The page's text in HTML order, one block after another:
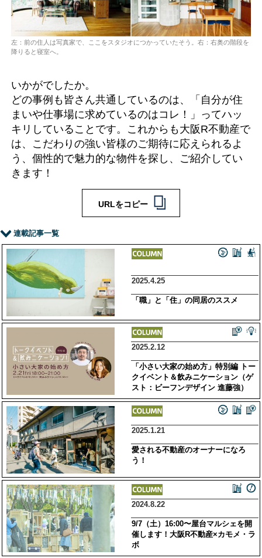
左：前の住人は写真家で、ここをスタジオにつかっていたそう。右：右奥の階段を
降りると寝室へ。
いかがでしたか。
どの事例も皆さん共通しているのは、「自分が住
まいや仕事場に求めているのはコレ！」ってハッ
キリしていることです。これからも大阪R不動産で
は、こだわりの強い皆様のご期待に応えられるよ
う、個性的で魅力的な物件を探し、ご紹介してい
きます！
URLをコピー
連載記事一覧
2025.4.25
「職」と「住」の同居のススメ
2025.2.12
「小さい大家の始め方」特別編 トー
クイベント＆飲みニケーション（ゲ
スト：ビーフンデザイン 進藤強）
2025.1.21
愛される不動産のオーナーになろ
う！
2024.8.22
9/7（土）16:00〜屋台マルシェを開
催します！大阪R不動産×カモメ・ラ
ボ